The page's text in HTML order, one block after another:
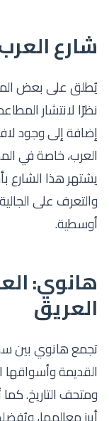
شارع
يُطلق على بعض
نظرًا لانتشار
إضافة إلى وجود
العرب، خاصة في
يشتهر هذا الشارع
والتعرف على
أوسطية.
هانوي:
العريق
تجمع هانوي بين
القديمة وأسواقها
ومتحف التاريخ.